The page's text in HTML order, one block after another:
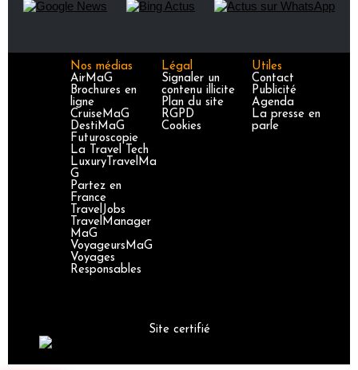
Nos médias
AirMaG
Brochures en
ligne
CruiseMaG
DestiMaG
Futuroscopie
La Travel Tech
LuxuryTravelMa
G
Partez en
France
TravelJobs
TravelManager
MaG
VoyageursMaG
Voyages
Responsables
Légal
Signaler un
contenu illicite
Plan du site
RGPD
Cookies
Utiles
Contact
Publicité
Agenda
La presse en
parle
Site certifié